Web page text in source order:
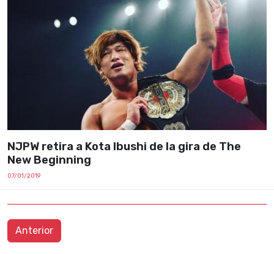
NJPW retira a Kota Ibushi de la gira de The
New Beginning
07/01/2019
Anterior